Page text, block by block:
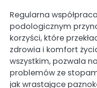
Regularna
podologicznym
korzyści, które
zdrowia i komfort
wszystkim, pozwala
problemów ze
jak wrastające